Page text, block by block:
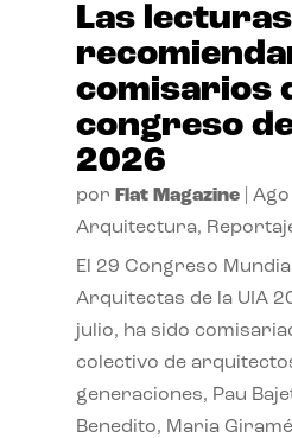
Las
comisarios
congreso
2026
por Flat Magazine|
Arquitectura,
El 29 Congreso
Arquitectas de la UIA
julio, ha sido
colectivo de
generaciones, Pau
Benedito, Maria